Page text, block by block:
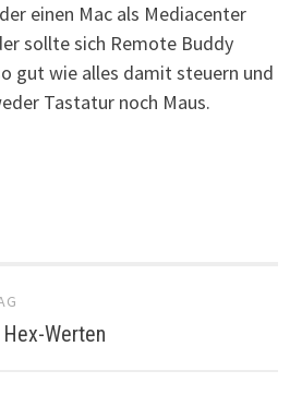
einen Mac als Mediacenter
sollte sich Remote Buddy
gut wie alles damit steuern und
Tastatur noch Maus.
Werten